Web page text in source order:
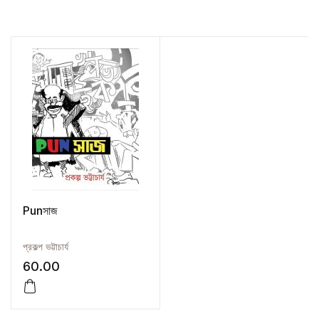
Punসাজ
প্রকল্প ভট্টাচার্য
60.00